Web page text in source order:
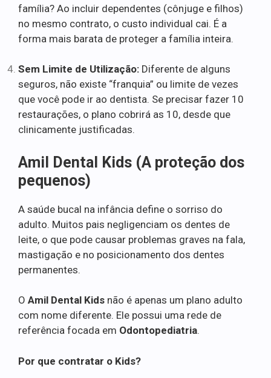
família? Ao incluir dependentes (cônjuge e filhos)
no mesmo contrato, o custo individual cai. É a
forma mais barata de proteger a família inteira.
Sem Limite de Utilização: Diferente de alguns
seguros, não existe “franquia” ou limite de vezes
que você pode ir ao dentista. Se precisar fazer 10
restaurações, o plano cobrirá as 10, desde que
clinicamente justificadas.
Amil Dental Kids (A proteção dos
pequenos)
A saúde bucal na infância define o sorriso do
adulto. Muitos pais negligenciam os dentes de
leite, o que pode causar problemas graves na fala,
mastigação e no posicionamento dos dentes
permanentes.
O Amil Dental Kids não é apenas um plano adulto
com nome diferente. Ele possui uma rede de
referência focada em Odontopediatria.
Por que contratar o Kids?